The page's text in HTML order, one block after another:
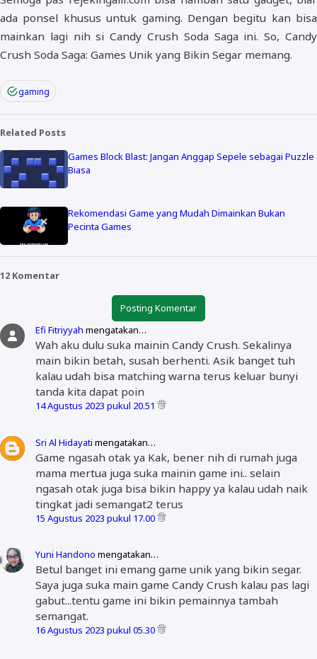
ada ponsel khusus untuk gaming. Dengan begitu kan bisa
mainkan lagi nih si Candy Crush Soda Saga ini. So, Candy
Crush Soda Saga: Games Unik yang Bikin Segar memang.
gaming
Related Posts
Games Block Blast: Jangan Anggap Sepele sebagai Puzzle
Biasa
Rekomendasi Game yang Mudah Dimainkan Bukan
Pecinta Games
12 Komentar
Posting Komentar
Efi Fitriyyah mengatakan…
Wah aku dulu suka mainin Candy Crush. Sekalinya
main bikin betah, susah berhenti. Asik banget tuh
kalau udah bisa matching warna terus keluar bunyi
tanda kita dapat poin
14 Agustus 2023 pukul 20.51
Sri Al Hidayati mengatakan…
Game ngasah otak ya Kak, bener nih di rumah juga
mama mertua juga suka mainin game ini.. selain
ngasah otak juga bisa bikin happy ya kalau udah naik
tingkat jadi semangat2 terus
15 Agustus 2023 pukul 17.00
Yuni Handono mengatakan…
Betul banget ini emang game unik yang bikin segar.
Saya juga suka main game Candy Crush kalau pas lagi
gabut...tentu game ini bikin pemainnya tambah
semangat.
16 Agustus 2023 pukul 05.30